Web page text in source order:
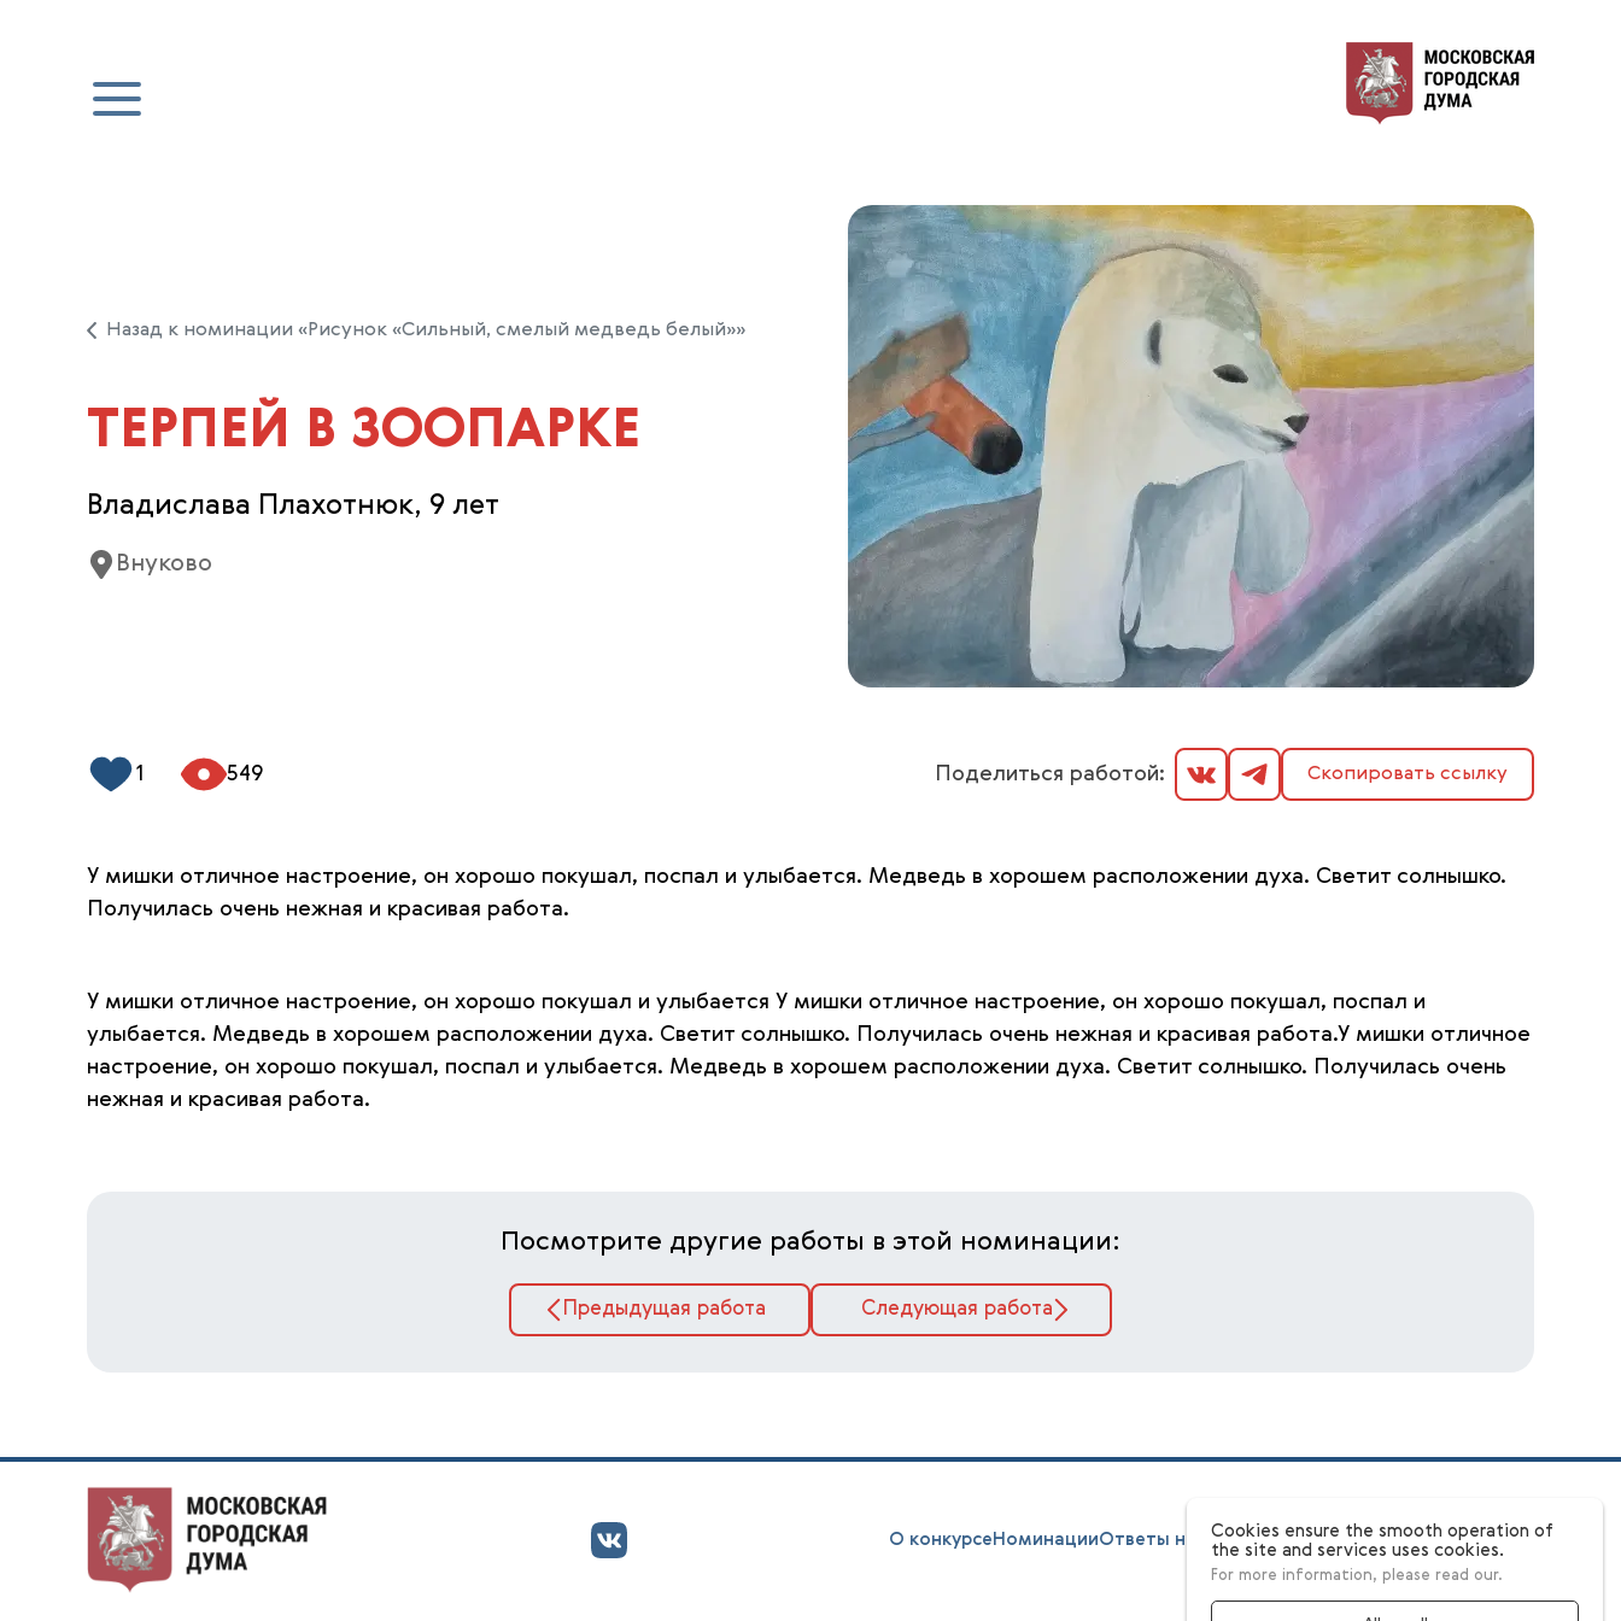
Назад к номинации «Рисунок «Сильный, смелый медведь белый»»
ТЕРПЕЙ В ЗООПАРКЕ
Владислава Плахотнюк, 9 лет
Внуково
1 549 Поделиться работой: Скопировать ссылку
У мишки отличное настроение, он хорошо покушал, поспал и улыбается. Медведь в хорошем расположении духа. Светит солнышко.
Получилась очень нежная и красивая работа.
У мишки отличное настроение, он хорошо покушал и улыбается У мишки отличное настроение, он хорошо покушал, поспал и
улыбается. Медведь в хорошем расположении духа. Светит солнышко. Получилась очень нежная и красивая работа.У мишки отличное
настроение, он хорошо покушал, поспал и улыбается. Медведь в хорошем расположении духа. Светит солнышко. Получилась очень
нежная и красивая работа.
Посмотрите другие работы в этой номинации:
Предыдущая работа Следующая работа
О конкурсе НоминацииОтветы на вопросы Этапы Конкурсная комиссия
Cookies ensure the smooth operation of
the site and services uses cookies.
For more information, please read our.